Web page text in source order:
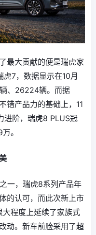
最大贡献的便是瑞虎家
7，数据显示在10月
、26224辆。而据
错产品力的基础上，11
进阶，瑞虎8 PLUS冠
。
一，瑞虎8系列产品年
的认可，而此次新上市
程度上延续了家族式
动。新车前脸采用了超